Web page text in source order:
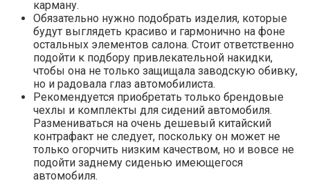
карману.
Обязательно нужно подобрать изделия, которые
будут выглядеть красиво и гармонично на фоне
остальных элементов салона. Стоит ответственно
подойти к подбору привлекательной накидки,
чтобы она не только защищала заводскую обивку,
но и радовала глаз автомобилиста.
Рекомендуется приобретать только брендовые
чехлы и комплекты для сидений автомобиля.
Размениваться на очень дешевый китайский
контрафакт не следует, поскольку он может не
только огорчить низким качеством, но и вовсе не
подойти заднему сиденью имеющегося
автомобиля.